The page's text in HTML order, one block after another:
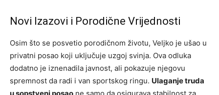
Novi Izazovi i Porodične Vrijednosti
Osim što se posvetio porodičnom životu, Veljko je ušao u
privatni posao koji uključuje uzgoj svinja. Ova odluka
dodatno je iznenadila javnost, ali pokazuje njegovu
spremnost da radi i van sportskog ringu. Ulaganje truda